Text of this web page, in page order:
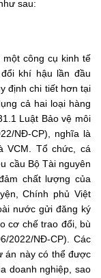
sau:
công cụ kinh tế
khí hậu lần đầu
định chi tiết hơn tại
cả hai loại hàng
Luật Bảo vệ môi
NĐ-CP), nghĩa là
VCM. Tổ chức, cá
cầu Bộ Tài nguyên
chất lượng của
Chính phủ Việt
nước gửi đăng ký
cơ chế trao đổi, bù
2022/NĐ-CP). Các
án này có thể được
doanh nghiệp, sao